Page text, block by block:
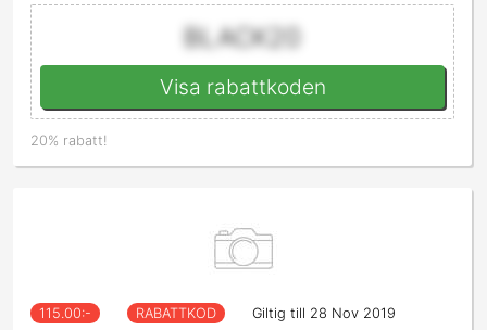
BLACK20
Visa rabattkoden
20% rabatt!
115.00:- RABATTKOD Giltig till 28 Nov 2019